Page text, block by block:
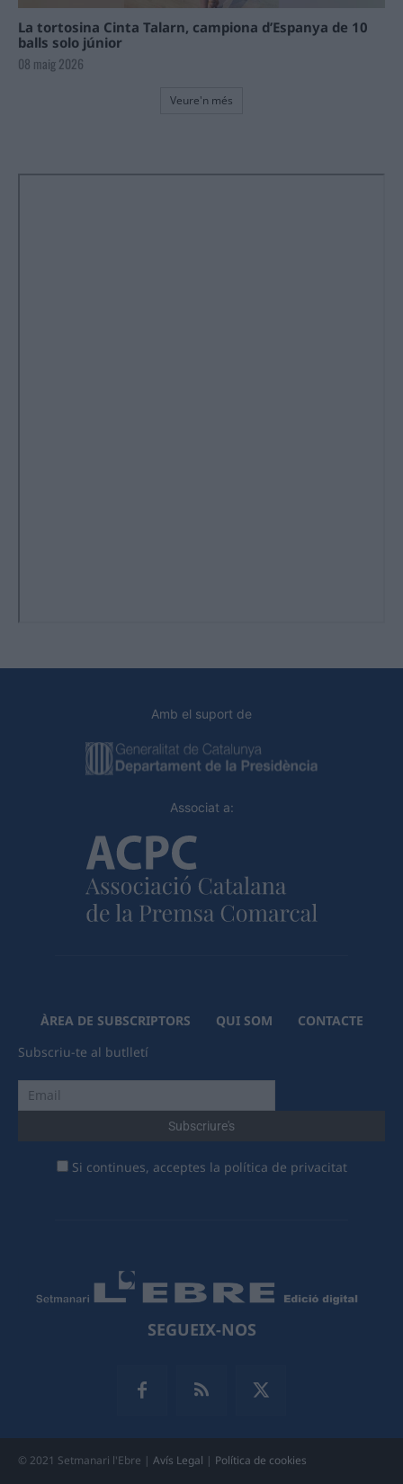
La tortosina Cinta Talarn, campiona d’Espanya de 10
balls solo júnior
08 maig 2026
Veure'n més
Amb el suport de
Associat a:
ÀREA DE SUBSCRIPTORS QUI SOM
CONTACTE
Subscriu-te al butlletí
Si continues, acceptes la política de privacitat
SEGUEIX-NOS
© 2021 Setmanari l'Ebre | Avís Legal | Política de cookies